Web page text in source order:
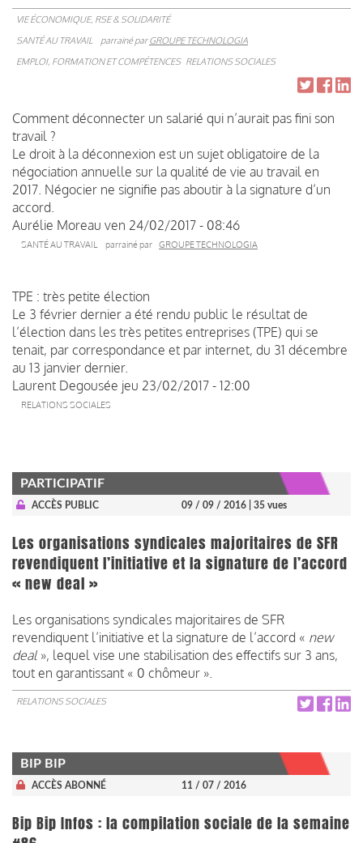
VIE ÉCONOMIQUE, RSE & SOLIDARITÉ
SANTÉ AU TRAVAIL
parrainé parGROUPE TECHNOLOGIA
EMPLOI, FORMATION ET COMPÉTENCES RELATIONS SOCIALES
Comment déconnecter un salarié qui n’aurait pas fini son
travail ?
Le droit à la déconnexion est un sujet obligatoire de la
négociation annuelle sur la qualité de vie au travail en
2017. Négocier ne signifie pas aboutir à la signature d’un
accord.
Aurélie Moreau ven 24/02/2017 - 08:46
SANTÉ AU TRAVAIL parrainé par GROUPE TECHNOLOGIA
TPE : très petite élection
Le 3 février dernier a été rendu public le résultat de
l’élection dans les très petites entreprises (TPE) qui se
tenait, par correspondance et par internet, du 31 décembre
au 13 janvier dernier.
Laurent Degousée jeu 23/02/2017 - 12:00
RELATIONS SOCIALES
PARTICIPATIF
ACCÈS PUBLIC 09 / 09 / 2016 | 35 vues
Les organisations syndicales majoritaires de SFR
revendiquent l’initiative et la signature de l’accord
« new deal »
Les organisations syndicales majoritaires de SFR
revendiquent l’initiative et la signature de l’accord « new
deal », lequel vise une stabilisation des effectifs sur 3 ans,
tout en garantissant « 0 chômeur ».
RELATIONS SOCIALES
BIP BIP
ACCÈS ABONNÉ 11 / 07 / 2016
Bip Bip Infos : la compilation sociale de la semaine